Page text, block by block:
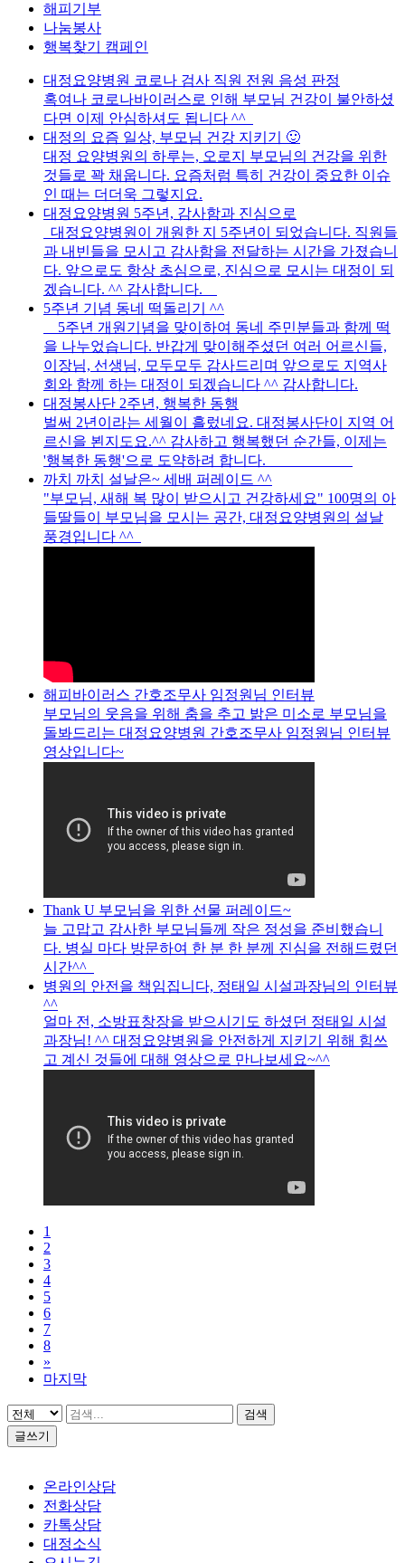
해피기부
나눔봉사
행복찾기 캠페인
대정요양병원 코로나 검사 직원 전원 음성 판정
혹여나 코로나바이러스로 인해 부모님 건강이 불안하셨
다면 이제 안심하셔도 됩니다 ^^
대정의 요즘 일상, 부모님 건강 지키기 🙂
대정 요양병원의 하루는, 오로지 부모님의 건강을 위한
것들로 꽉 채웁니다. 요즘처럼 특히 건강이 중요한 이슈
인 때는 더더욱 그렇지요.
대정요양병원 5주년, 감사함과 진심으로
대정요양병원이 개원한 지 5주년이 되었습니다. 직원들
과 내빈들을 모시고 감사함을 전달하는 시간을 가졌습니
다. 앞으로도 항상 초심으로, 진심으로 모시는 대정이 되
겠습니다. ^^ 감사합니다.
5주년 기념 동네 떡돌리기 ^^
5주년 개원기념을 맞이하여 동네 주민분들과 함께 떡
을 나누었습니다. 반갑게 맞이해주셨던 여러 어르신들,
이장님, 선생님, 모두모두 감사드리며 앞으로도 지역사
회와 함께 하는 대정이 되겠습니다 ^^ 감사합니다.
대정봉사단 2주년, 행복한 동행
벌써 2년이라는 세월이 흘렀네요. 대정봉사단이 지역 어
르신을 뵌지도요.^^ 감사하고 행복했던 순간들, 이제는
'행복한 동행'으로 도약하려 합니다.
까치 까치 설날은~ 세배 퍼레이드 ^^
"부모님, 새해 복 많이 받으시고 건강하세요" 100명의 아
들딸들이 부모님을 모시는 공간, 대정요양병원의 설날
풍경입니다 ^^
해피바이러스 간호조무사 임정원님 인터뷰
부모님의 웃음을 위해 춤을 추고 밝은 미소로 부모님을
돌봐드리는 대정요양병원 간호조무사 임정원님 인터뷰
영상입니다~
Thank U 부모님을 위한 선물 퍼레이드~
늘 고맙고 감사한 부모님들께 작은 정성을 준비했습니
다. 병실 마다 방문하여 한 분 한 분께 진심을 전해드렸던
시간^^
병원의 안전을 책임집니다, 정태일 시설과장님의 인터뷰
^^
얼마 전, 소방표창장을 받으시기도 하셨던 정태일 시설
과장님! ^^ 대정요양병원을 안전하게 지키기 위해 힘쓰
고 계신 것들에 대해 영상으로 만나보세요~^^
1
2
3
4
5
6
7
8
»
마지막
검색
글쓰기
온라인상담
전화상담
카톡상담
대정소식